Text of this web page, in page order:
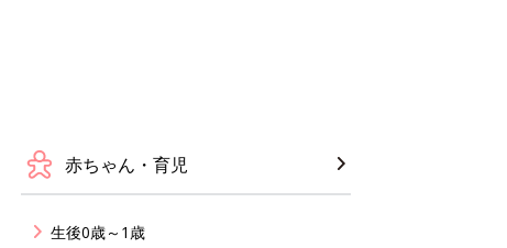
赤ちゃん・育児
生後0歳～1歳